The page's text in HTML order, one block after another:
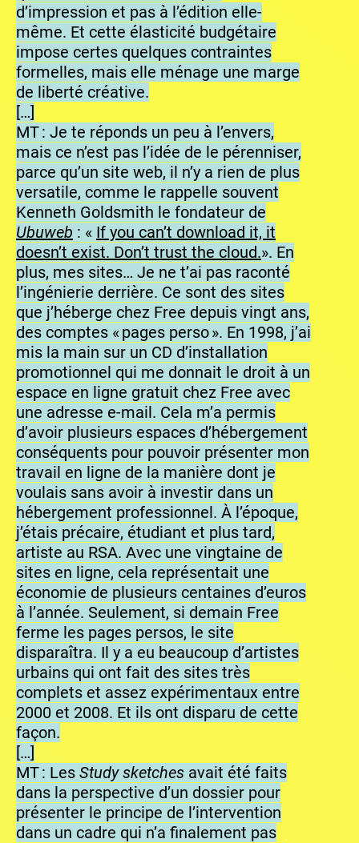
d’impression et pas à l’édition elle-
même. Et cette élasticité budgétaire
impose certes quelques contraintes
formelles, mais elle ménage une marge
de liberté créative.
[…]
MT : Je te réponds un peu à l’envers,
mais ce n’est pas l’idée de le pérenniser,
parce qu’un site web, il n’y a rien de plus
versatile, comme le rappelle souvent
Kenneth Goldsmith le fondateur de
Ubuweb : « If you can’t download it, it
doesn’t exist. Don’t trust the cloud.». En
plus, mes sites… Je ne t’ai pas raconté
l’ingénierie derrière. Ce sont des sites
que j’héberge chez Free depuis vingt ans,
des comptes « pages perso ». En 1998, j’ai
mis la main sur un CD d’installation
promotionnel qui me donnait le droit à un
espace en ligne gratuit chez Free avec
une adresse e-mail. Cela m’a permis
d’avoir plusieurs espaces d’hébergement
conséquents pour pouvoir présenter mon
travail en ligne de la manière dont je
voulais sans avoir à investir dans un
hébergement professionnel. À l’époque,
j’étais précaire, étudiant et plus tard,
artiste au RSA. Avec une vingtaine de
sites en ligne, cela représentait une
économie de plusieurs centaines d’euros
à l’année. Seulement, si demain Free
ferme les pages persos, le site
disparaîtra. Il y a eu beaucoup d’artistes
urbains qui ont fait des sites très
complets et assez expérimentaux entre
2000 et 2008. Et ils ont disparu de cette
façon.
[…]
MT : Les Study sketches avait été faits
dans la perspective d’un dossier pour
présenter le principe de l’intervention
dans un cadre qui n’a finalement pas